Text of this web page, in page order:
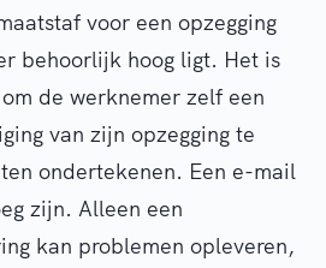
voor een opzegging
behoorlijk hoog ligt. Het is
de werknemer zelf een
van zijn opzegging te
ondertekenen. Een e-mail
zijn. Alleen een
kan problemen opleveren,